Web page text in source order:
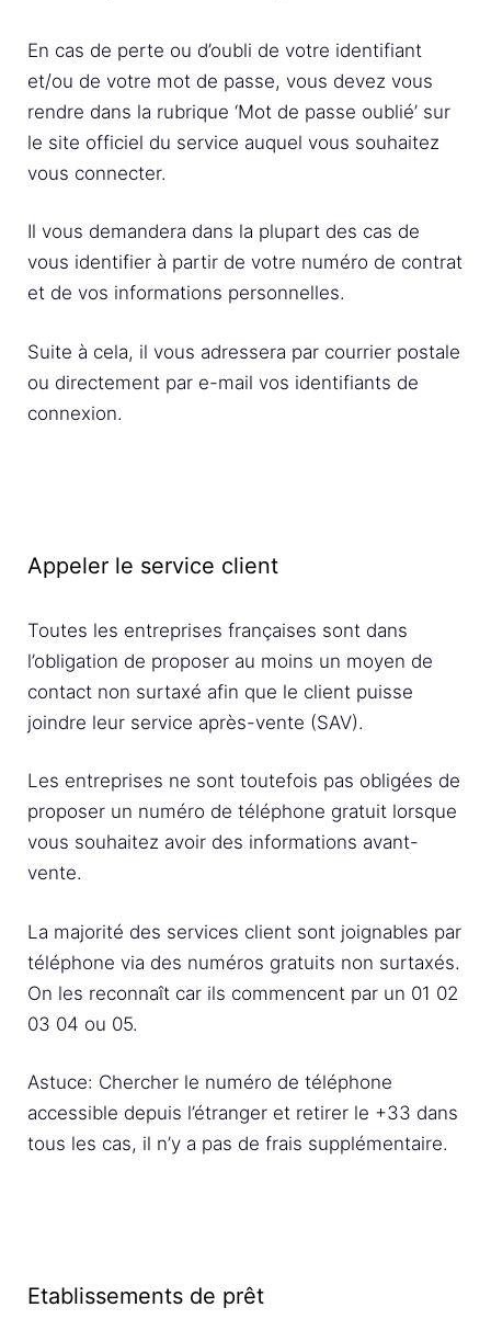
En cas de perte ou d’oubli de votre identifiant
et/ou de votre mot de passe, vous devez vous
rendre dans la rubrique ‘Mot de passe oublié’ sur
le site officiel du service auquel vous souhaitez
vous connecter.
Il vous demandera dans la plupart des cas de
vous identifier à partir de votre numéro de contrat
et de vos informations personnelles.
Suite à cela, il vous adressera par courrier postale
ou directement par e-mail vos identifiants de
connexion.
Appeler le service client
Toutes les entreprises françaises sont dans
l’obligation de proposer au moins un moyen de
contact non surtaxé afin que le client puisse
joindre leur service après-vente (SAV).
Les entreprises ne sont toutefois pas obligées de
proposer un numéro de téléphone gratuit lorsque
vous souhaitez avoir des informations avant-
vente.
La majorité des services client sont joignables par
téléphone via des numéros gratuits non surtaxés.
On les reconnaît car ils commencent par un 01 02
03 04 ou 05.
Astuce: Chercher le numéro de téléphone
accessible depuis l’étranger et retirer le +33 dans
tous les cas, il n’y a pas de frais supplémentaire.
Etablissements de prêt